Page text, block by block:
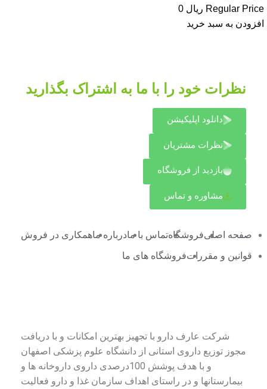
Regular Price ریال
افزودن به سبد خرید
نظرات خود را با ما به اشتراک بگذارید
دانلود اپلیکیشن
نظرات مشتریان
بازدید از فروشگاه
مشاوره و تماس
صفحه اصلیفروشگاهتماس با مادرباره ماهمکاری در فروش
قوانین و مقرراتفروشگاه های ما
شرکت عارف دارو با تجهیز بهترین امکانات و با دریافت
مجوز توزیع داروی استانی از دانشگاه علوم پزشکی اصفهان
و با هدف پوشش 100درصدی داروی داروخانه ها و
بیمارستانها و در راستای اهداف سازمان غذا و دارو فعالیت